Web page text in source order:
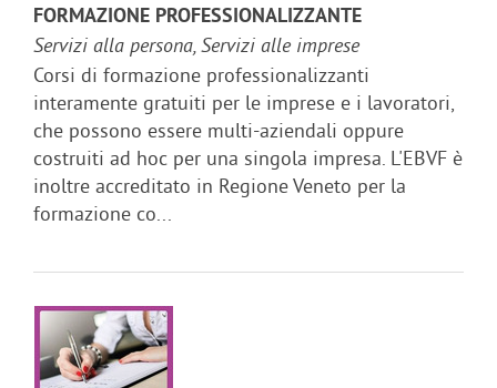
FORMAZIONE PROFESSIONALIZZANTE
Servizi alla persona, Servizi alle imprese
Corsi di formazione professionalizzanti
interamente gratuiti per le imprese e i lavoratori,
che possono essere multi-aziendali oppure
costruiti ad hoc per una singola impresa. L'EBVF è
inoltre accreditato in Regione Veneto per la
formazione co...